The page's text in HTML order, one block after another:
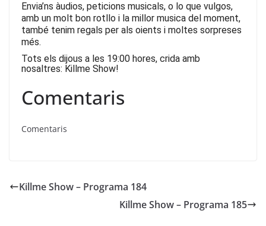
Envia’ns àudios, peticions musicals, o lo que vulgos,
amb un molt bon rotllo i la millor musica del moment,
també tenim regals per als oients i moltes sorpreses
més.
Tots els dijous a les 19:00 hores, crida amb
nosaltres: Killme Show!
Comentaris
Comentaris
Killme Show – Programa 184
Killme Show – Programa 185